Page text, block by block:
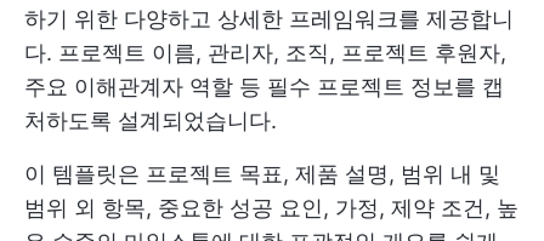
하기 위한 다양하고 상세한 프레임워크를 제공합니
다. 프로젝트 이름, 관리자, 조직, 프로젝트 후원자,
주요 이해관계자 역할 등 필수 프로젝트 정보를 캡
처하도록 설계되었습니다.
이 템플릿은 프로젝트 목표, 제품 설명, 범위 내 및
범위 외 항목, 중요한 성공 요인, 가정, 제약 조건, 높